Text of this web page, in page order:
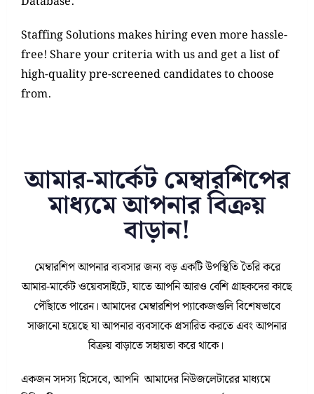
Staffing Solutions makes hiring even more hassle-
free! Share your criteria with us and get a list of
high-quality pre-screened candidates to choose
from.
আমার-মার্কেট মেম্বারশিপের
মাধ্যমে আপনার বিক্রয়
বাড়ান!
মেম্বারশিপ আপনার ব্যবসার জন্য বড় একটি উপস্থিতি তৈরি করে
আমার-মার্কেট ওয়েবসাইটে, যাতে আপনি আরও বেশি গ্রাহকদের কাছে
পৌঁছাতে পারেন। আমাদের মেম্বারশিপ প্যাকেজগুলি বিশেষভাবে
সাজানো হয়েছে যা আপনার ব্যবসাকে প্রসারিত করতে এবং আপনার
বিক্রয় বাড়াতে সহায়তা করে থাকে।
একজন সদস্য হিসেবে, আপনি আমাদের নিউজলেটারের মাধ্যমে